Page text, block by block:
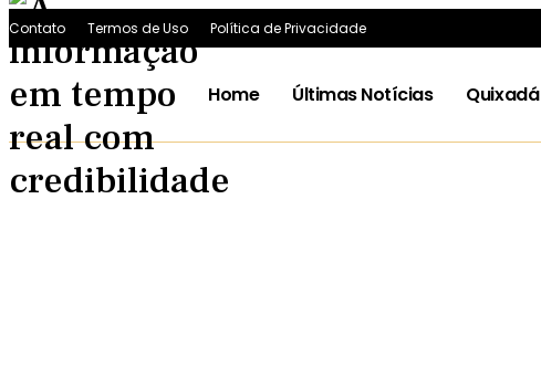
Contato Termos de Uso Política de Privacidade
Home Últimas Notícias Quixadá